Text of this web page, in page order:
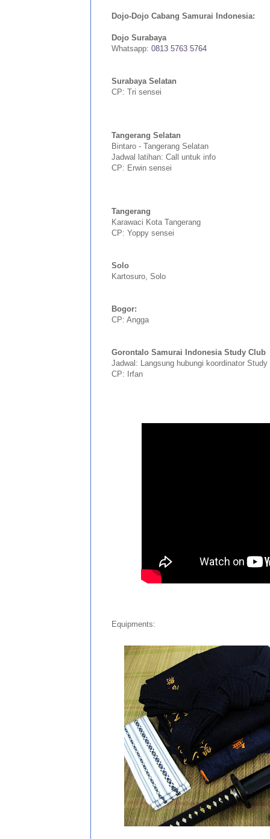
Dojo-Dojo Cabang Samurai Indonesia:
Dojo Surabaya
Whatsapp: 0813 5763 5764
Surabaya Selatan
CP: Tri sensei
Tangerang Selatan
Bintaro - Tangerang Selatan
Jadwal latihan: Call untuk info
CP: Erwin sensei
Tangerang
Karawaci Kota Tangerang
CP: Yoppy sensei
Solo
Kartosuro, Solo
Bogor:
CP: Angga
Gorontalo Samurai Indonesia Study Club
Jadwal: Langsung hubungi koordinator Study
CP: Irfan
Equipments: